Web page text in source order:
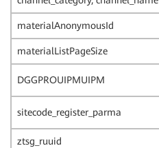
materialAnonymousId
materialListPageSize
DGGPROUIPMUIPM
sitecode_register_parma
ztsg_ruuid